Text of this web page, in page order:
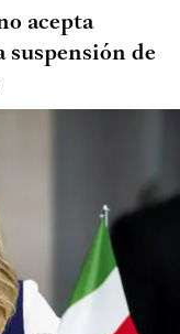
acepta
suspensión de